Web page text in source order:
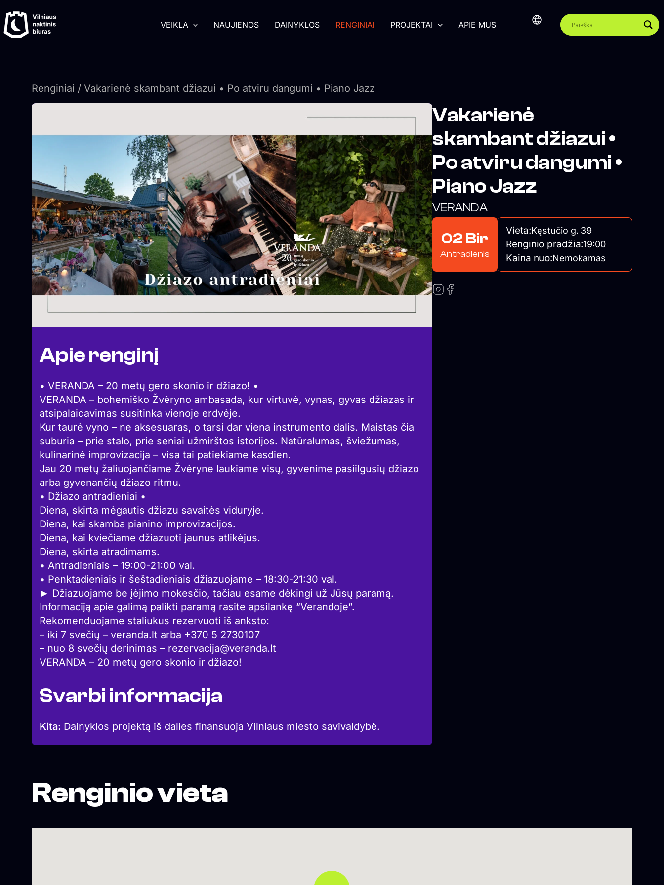
prie
turinio
VEIKLA NAUJIENOS DAINYKLOS RENGINIAI PROJEKTAI APIE MUS
Renginiai / Vakarienė skambant džiazui • Po atviru dangumi • Piano Jazz
Apie renginį
• VERANDA – 20 metų gero skonio ir džiazo! •
VERANDA – bohemiško Žvėryno ambasada, kur virtuvė, vynas, gyvas džiazas ir
atsipalaidavimas susitinka vienoje erdvėje.
Kur taurė vyno – ne aksesuaras, o tarsi dar viena instrumento dalis. Maistas čia
suburia – prie stalo, prie seniai užmirštos istorijos. Natūralumas, šviežumas,
kulinarinė improvizacija – visa tai patiekiame kasdien.
Jau 20 metų žaliuojančiame Žvėryne laukiame visų, gyvenime pasiilgusių džiazo
arba gyvenančių džiazo ritmu.
• Džiazo antradieniai •
Diena, skirta mėgautis džiazu savaitės viduryje.
Diena, kai skamba pianino improvizacijos.
Diena, kai kviečiame džiazuoti jaunus atlikėjus.
Diena, skirta atradimams.
• Antradieniais – 19:00-21:00 val.
• Penktadieniais ir šeštadieniais džiazuojame – 18:30-21:30 val.
► Džiazuojame be įėjimo mokesčio, tačiau esame dėkingi už Jūsų paramą.
Informaciją apie galimą palikti paramą rasite apsilankę “Verandoje”.
Rekomenduojame staliukus rezervuoti iš anksto:
– iki 7 svečių – veranda.lt arba +370 5 2730107
– nuo 8 svečių derinimas – rezervacija@veranda.lt
VERANDA – 20 metų gero skonio ir džiazo!
Svarbi informacija
Kita: Dainyklos projektą iš dalies finansuoja Vilniaus miesto savivaldybė.
Vakarienė
skambant džiazui •
Po atviru dangumi •
Piano Jazz
VERANDA
02 Bir
Antradienis
Vieta:Kęstučio g. 39
Renginio pradžia:19:00
Kaina nuo:Nemokamas
Renginio vieta